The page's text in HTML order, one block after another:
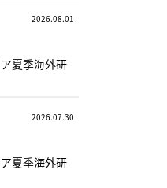
2026.08.01
夏季海外研
2026.07.30
夏季海外研